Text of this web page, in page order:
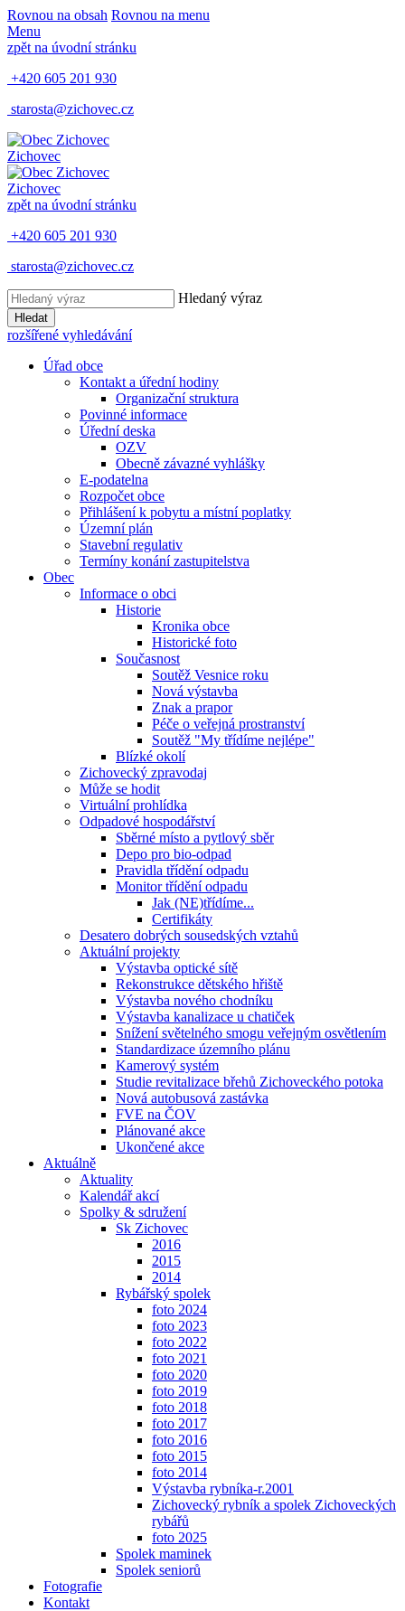
Rovnou na obsah Rovnou na menu
Menu
zpět na úvodní stránku
+420 605 201 930
starosta@zichovec.cz
Zichovec
Zichovec
zpět na úvodní stránku
+420 605 201 930
starosta@zichovec.cz
Hledaný výraz
Hledat
rozšířené vyhledávání
Úřad obce
Kontakt a úřední hodiny
Organizační struktura
Povinné informace
Úřední deska
OZV
Obecně závazné vyhlášky
E-podatelna
Rozpočet obce
Přihlášení k pobytu a místní poplatky
Územní plán
Stavební regulativ
Termíny konání zastupitelstva
Obec
Informace o obci
Historie
Kronika obce
Historické foto
Současnost
Soutěž Vesnice roku
Nová výstavba
Znak a prapor
Péče o veřejná prostranství
Soutěž "My třídíme nejlépe"
Blízké okolí
Zichovecký zpravodaj
Může se hodit
Virtuální prohlídka
Odpadové hospodářství
Sběrné místo a pytlový sběr
Depo pro bio-odpad
Pravidla třídění odpadu
Monitor třídění odpadu
Jak (NE)třídíme...
Certifikáty
Desatero dobrých sousedských vztahů
Aktuální projekty
Výstavba optické sítě
Rekonstrukce dětského hřiště
Výstavba nového chodníku
Výstavba kanalizace u chatiček
Snížení světelného smogu veřejným osvětlením
Standardizace územního plánu
Kamerový systém
Studie revitalizace břehů Zichoveckého potoka
Nová autobusová zastávka
FVE na ČOV
Plánované akce
Ukončené akce
Aktuálně
Aktuality
Kalendář akcí
Spolky & sdružení
Sk Zichovec
2016
2015
2014
Rybářský spolek
foto 2024
foto 2023
foto 2022
foto 2021
foto 2020
foto 2019
foto 2018
foto 2017
foto 2016
foto 2015
foto 2014
Výstavba rybníka-r.2001
Zichovecký rybník a spolek Zichoveckých
rybářů
foto 2025
Spolek maminek
Spolek seniorů
Fotografie
Kontakt